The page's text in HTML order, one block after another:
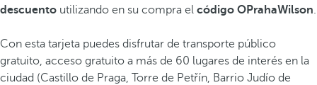
descuento utilizando en su compra el código OPrahaWilson.
Con esta tarjeta puedes disfrutar de transporte público
gratuito, acceso gratuito a más de 60 lugares de interés en la
ciudad (Castillo de Praga, Torre de Petřín, Barrio Judío de